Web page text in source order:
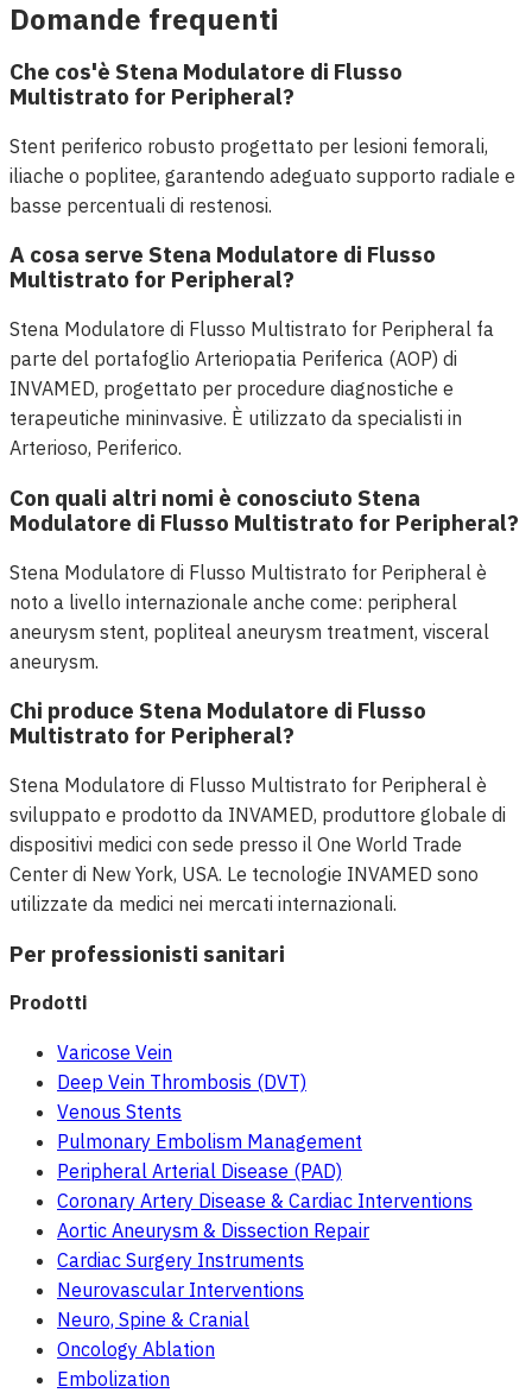
Domande frequenti
Che cos'è Stena Modulatore di Flusso
Multistrato for Peripheral?
Stent periferico robusto progettato per lesioni femorali,
iliache o poplitee, garantendo adeguato supporto radiale e
basse percentuali di restenosi.
A cosa serve Stena Modulatore di Flusso
Multistrato for Peripheral?
Stena Modulatore di Flusso Multistrato for Peripheral fa
parte del portafoglio Arteriopatia Periferica (AOP) di
INVAMED, progettato per procedure diagnostiche e
terapeutiche mininvasive. È utilizzato da specialisti in
Arterioso, Periferico.
Con quali altri nomi è conosciuto Stena
Modulatore di Flusso Multistrato for Peripheral?
Stena Modulatore di Flusso Multistrato for Peripheral è
noto a livello internazionale anche come: peripheral
aneurysm stent, popliteal aneurysm treatment, visceral
aneurysm.
Chi produce Stena Modulatore di Flusso
Multistrato for Peripheral?
Stena Modulatore di Flusso Multistrato for Peripheral è
sviluppato e prodotto da INVAMED, produttore globale di
dispositivi medici con sede presso il One World Trade
Center di New York, USA. Le tecnologie INVAMED sono
utilizzate da medici nei mercati internazionali.
Per professionisti sanitari
Prodotti
Varicose Vein
Deep Vein Thrombosis (DVT)
Venous Stents
Pulmonary Embolism Management
Peripheral Arterial Disease (PAD)
Coronary Artery Disease & Cardiac Interventions
Aortic Aneurysm & Dissection Repair
Cardiac Surgery Instruments
Neurovascular Interventions
Neuro, Spine & Cranial
Oncology Ablation
Embolization